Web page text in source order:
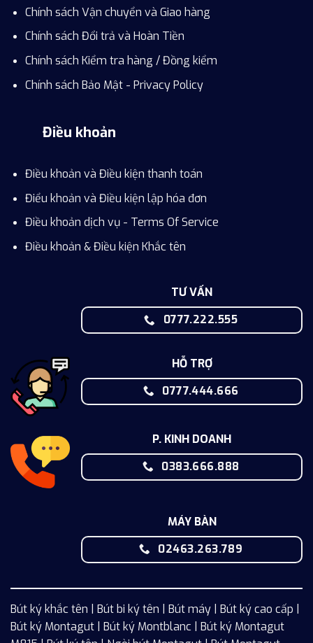
Chính sách Vận chuyển và Giao hàng
Chính sách Đổi trả và Hoàn Tiền
Chính sách Kiểm tra hàng / Đồng kiểm
Chính sách Bảo Mật - Privacy Policy
Điều khoản
Điều khoản và Điều kiện thanh toán
Điểu khoản và Điều kiện lập hóa đơn
Điều khoản dịch vụ - Terms Of Service
Điều khoản & Điều kiện Khắc tên
TƯ VẤN
0777.222.555
HỖ TRỢ
0777.444.666
P. KINH DOANH
0383.666.888
MÁY BÀN
02463.263.789
Bút ký khắc tên Bút bi ký tên Bút máy Bút ký cao cấp
Bút ký Montagut
Bút ký Montblanc
Bút ký Montagut